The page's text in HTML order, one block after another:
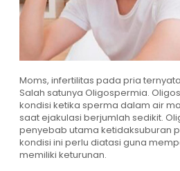
Moms, infertilitas pada pria
Salah satunya Oligospermia.
kondisi ketika sperma dalam air
saat ejakulasi berjumlah sedikit.
penyebab utama ketidaksuburan
kondisi ini perlu diatasi guna
memiliki keturunan.